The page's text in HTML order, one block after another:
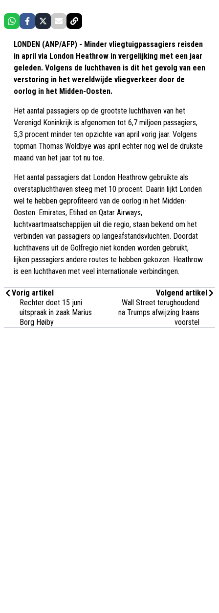
LONDEN (ANP/AFP) - Minder vliegtuigpassagiers reisden
in april via London Heathrow in vergelijking met een jaar
geleden. Volgens de luchthaven is dit het gevolg van een
verstoring in het wereldwijde vliegverkeer door de
oorlog in het Midden-Oosten.
Het aantal passagiers op de grootste luchthaven van het
Verenigd Koninkrijk is afgenomen tot 6,7 miljoen passagiers,
5,3 procent minder ten opzichte van april vorig jaar. Volgens
topman Thomas Woldbye was april echter nog wel de drukste
maand van het jaar tot nu toe.
Het aantal passagiers dat London Heathrow gebruikte als
overstapluchthaven steeg met 10 procent. Daarin lijkt Londen
wel te hebben geprofiteerd van de oorlog in het Midden-
Oosten. Emirates, Etihad en Qatar Airways,
luchtvaartmaatschappijen uit die regio, staan bekend om het
verbinden van passagiers op langeafstandsvluchten. Doordat
luchthavens uit de Golfregio niet konden worden gebruikt,
lijken passagiers andere routes te hebben gekozen. Heathrow
is een luchthaven met veel internationale verbindingen.
Vorig artikel
Rechter doet 15 juni
uitspraak in zaak Marius
Borg Høiby
Volgend artikel
Wall Street terughoudend
na Trumps afwijzing Iraans
voorstel